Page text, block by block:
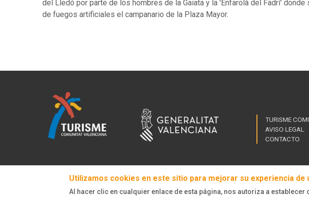
del Lledó por parte de los hombres de la Gaiata y la 'Enfarolà del Fadrí' donde
de fuegos artificiales el campanario de la Plaza Mayor.
TURISME
AVISO LEGAL
CONTACTO
© Turisme Comunitat Valenciana. Todos los derechos reservados.
Utilizamos cookies en este sitio para mejorar su experiencia de
Al hacer clic en cualquier enlace de esta página, nos autoriza a establecer